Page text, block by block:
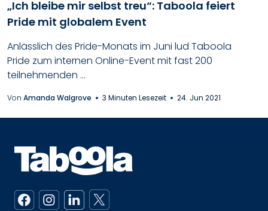
„Ich bleibe mir selbst treu“: Taboola feiert
Pride mit globalem Event
Anlässlich des Pride-Monats im Juni lud Taboola
Pride zum internen Online-Event mit fast 200
teilnehmenden ...
Von Amanda Walgrove 3 Minuten Lesezeit 24. Jun 2021